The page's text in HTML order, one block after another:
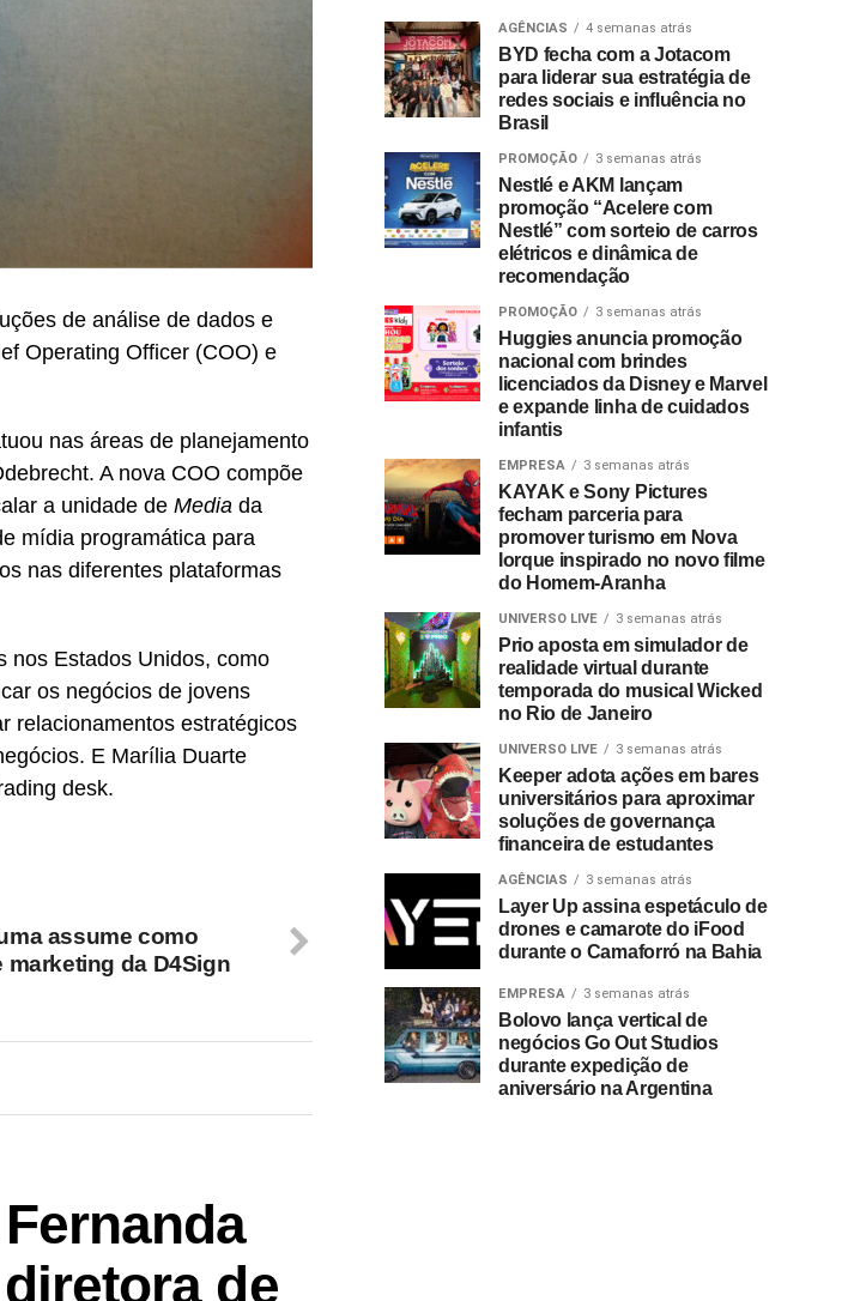
de análise de dados e
Operating Officer (COO) e
nas áreas de planejamento
A nova COO compõe
a unidade de Media da
mídia programática para
nas diferentes plataformas
nos Estados Unidos, como
os negócios de jovens
relacionamentos estratégicos
E Marília Duarte
desk.
assume como
marketing da D4Sign
de
AGÊNCIAS 4 semanas atrás
BYD fecha com a Jotacom
para liderar sua estratégia de
redes sociais e influência no
Brasil
PROMOÇÃO 3 semanas atrás
Nestlé e AKM lançam
promoção “Acelere com
Nestlé” com sorteio de carros
elétricos e dinâmica de
recomendação
PROMOÇÃO 3 semanas atrás
Huggies anuncia promoção
nacional com brindes
licenciados da Disney e Marvel
e expande linha de cuidados
infantis
EMPRESA 3 semanas atrás
KAYAK e Sony Pictures
fecham parceria para
promover turismo em Nova
Iorque inspirado no novo filme
do Homem-Aranha
UNIVERSO LIVE 3 semanas atrás
Prio aposta em simulador de
realidade virtual durante
temporada do musical Wicked
no Rio de Janeiro
UNIVERSO LIVE 3 semanas atrás
Keeper adota ações em bares
universitários para aproximar
soluções de governança
financeira de estudantes
AGÊNCIAS 3 semanas atrás
Layer Up assina espetáculo de
drones e camarote do iFood
durante o Camaforró na Bahia
EMPRESA 3 semanas atrás
Bolovo lança vertical de
negócios Go Out Studios
durante expedição de
aniversário na Argentina